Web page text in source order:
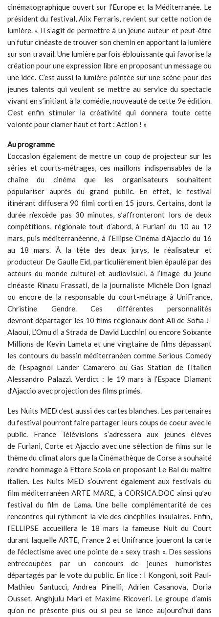
cinématographique ouvert sur l’Europe et la Méditerranée. Le
président du festival, Alix Ferraris, revient sur cette notion de
lumière. « Il s’agit de permettre à un jeune auteur et peut-être
un futur cinéaste de trouver son chemin en apportant la lumière
sur son travail. Une lumière parfois éblouissante qui favorise la
création pour une expression libre en proposant un message ou
une idée. C’est aussi la lumière pointée sur une scène pour des
jeunes talents qui veulent se mettre au service du spectacle
vivant en s’initiant à la comédie, nouveauté de cette 9e édition.
C’est enfin stimuler la créativité qui donnera toute cette
volonté pour clamer haut et fort : Action ! »
Au programme
L’occasion également de mettre un coup de projecteur sur les
séries et courts-métrages, ces maillons indispensables de la
chaîne du cinéma que les organisateurs souhaitent
populariser auprès du grand public. En effet, le festival
itinérant diffusera 90 filmi corti en 15 jours. Certains, dont la
durée n’excède pas 30 minutes, s’affronteront lors de deux
compétitions, régionale tout d’abord, à Furiani du 10 au 12
mars, puis méditerranéenne, à l’Ellipse Cinéma d’Ajaccio du 16
au 18 mars. À la tête des deux jurys, le réalisateur et
producteur De Gaulle Eid, particulièrement bien épaulé par des
acteurs du monde culturel et audiovisuel, à l’image du jeune
cinéaste Rinatu Frassati, de la journaliste Michèle Don Ignazi
ou encore de la responsable du court-métrage à UniFrance,
Christine Gendre. Ces différentes personnalités
devront départager les 10 films régionaux dont Ali de Sofia J-
Alaoui, L’Omu di a Strada de David Lucchini ou encore Soixante
Millions de Kevin Lameta et une vingtaine de films dépassant
les contours du bassin méditerranéen comme Serious Comedy
de l’Espagnol Lander Camarero ou Gas Station de l’Italien
Alessandro Palazzi. Verdict : le 19 mars à l’Espace Diamant
d’Ajaccio avec projection des films primés.
Les Nuits MED c’est aussi des cartes blanches. Les partenaires
du festival pourront faire partager leurs coups de coeur avec le
public. France Télévisions s’adressera aux jeunes élèves
de Furiani, Corte et Ajaccio avec une sélection de films sur le
thème du climat alors que la Cinémathèque de Corse a souhaité
rendre hommage à Ettore Scola en proposant Le Bal du maître
italien. Les Nuits MED s’ouvrent également aux festivals du
film méditerranéen ARTE MARE, à CORSICA.DOC ainsi qu’au
festival du film de Lama. Une belle complémentarité de ces
rencontres qui rythment la vie des cinéphiles insulaires. Enfin,
l’ELLIPSE accueillera le 18 mars la fameuse Nuit du Court
durant laquelle ARTE, France 2 et Unifrance joueront la carte
de l’éclectisme avec une pointe de « sexy trash ». Des sessions
entrecoupées par un concours de jeunes humoristes
départagés par le vote du public. En lice : I Kongoni, soit Paul-
Mathieu Santucci, Andrea Pinelli, Adrien Casanova, Doria
Ousset, Anghjulu Mari et Maxime Ricoveri. Le groupe d’amis
qu’on ne présente plus ou si peu se lance aujourd’hui dans